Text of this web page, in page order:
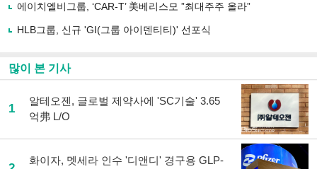
기
에이치엘비그룹, ‘CAR-T’ 美베리스모 ”최대주주 올라”
HLB그룹, 신규 'GI(그룹 아이덴티티)' 선포식
많이 본 기사
1
알테오젠, 글로벌 제약사에 'SC기술' 3.65
억弗 L/O
화이자, 멧세라 인수 '디앤디' 경구용 GLP-